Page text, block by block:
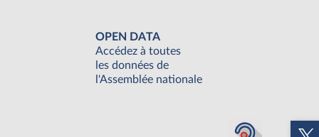
OPEN DATA
Accédez à toutes
les données de
l'Assemblée nationale